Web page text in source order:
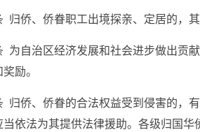
归侨、侨眷职工出境探亲、定居的，
为自治区经济发展和社会进步做出贡
励。
归侨、侨眷的合法权益受到侵害的，
当依法为其提供法律援助。各级归国华